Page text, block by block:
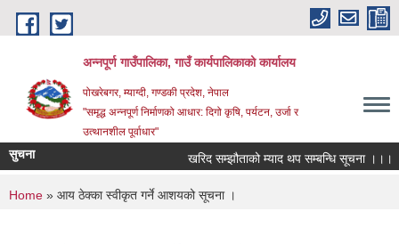
Skip to main content
अन्‍नपूर्ण गाउँपालिका, गाउँ कार्यपालिकाको कार्यालय
पोखरेबगर, म्याग्दी, गण्डकी प्रदेश, नेपाल
"समृद्ध अन्‍नपूर्ण निर्माणको आधार: दिगो कृषि, पर्यटन, उर्जा र
उत्थानशील पूर्वाधार"
सुचना खरिद सम्झौताको म्याद थप सम्बन्धि सूचना ।।।
You are here
Home » आय ठेक्का स्वीकृत गर्ने आशयको सूचना ।